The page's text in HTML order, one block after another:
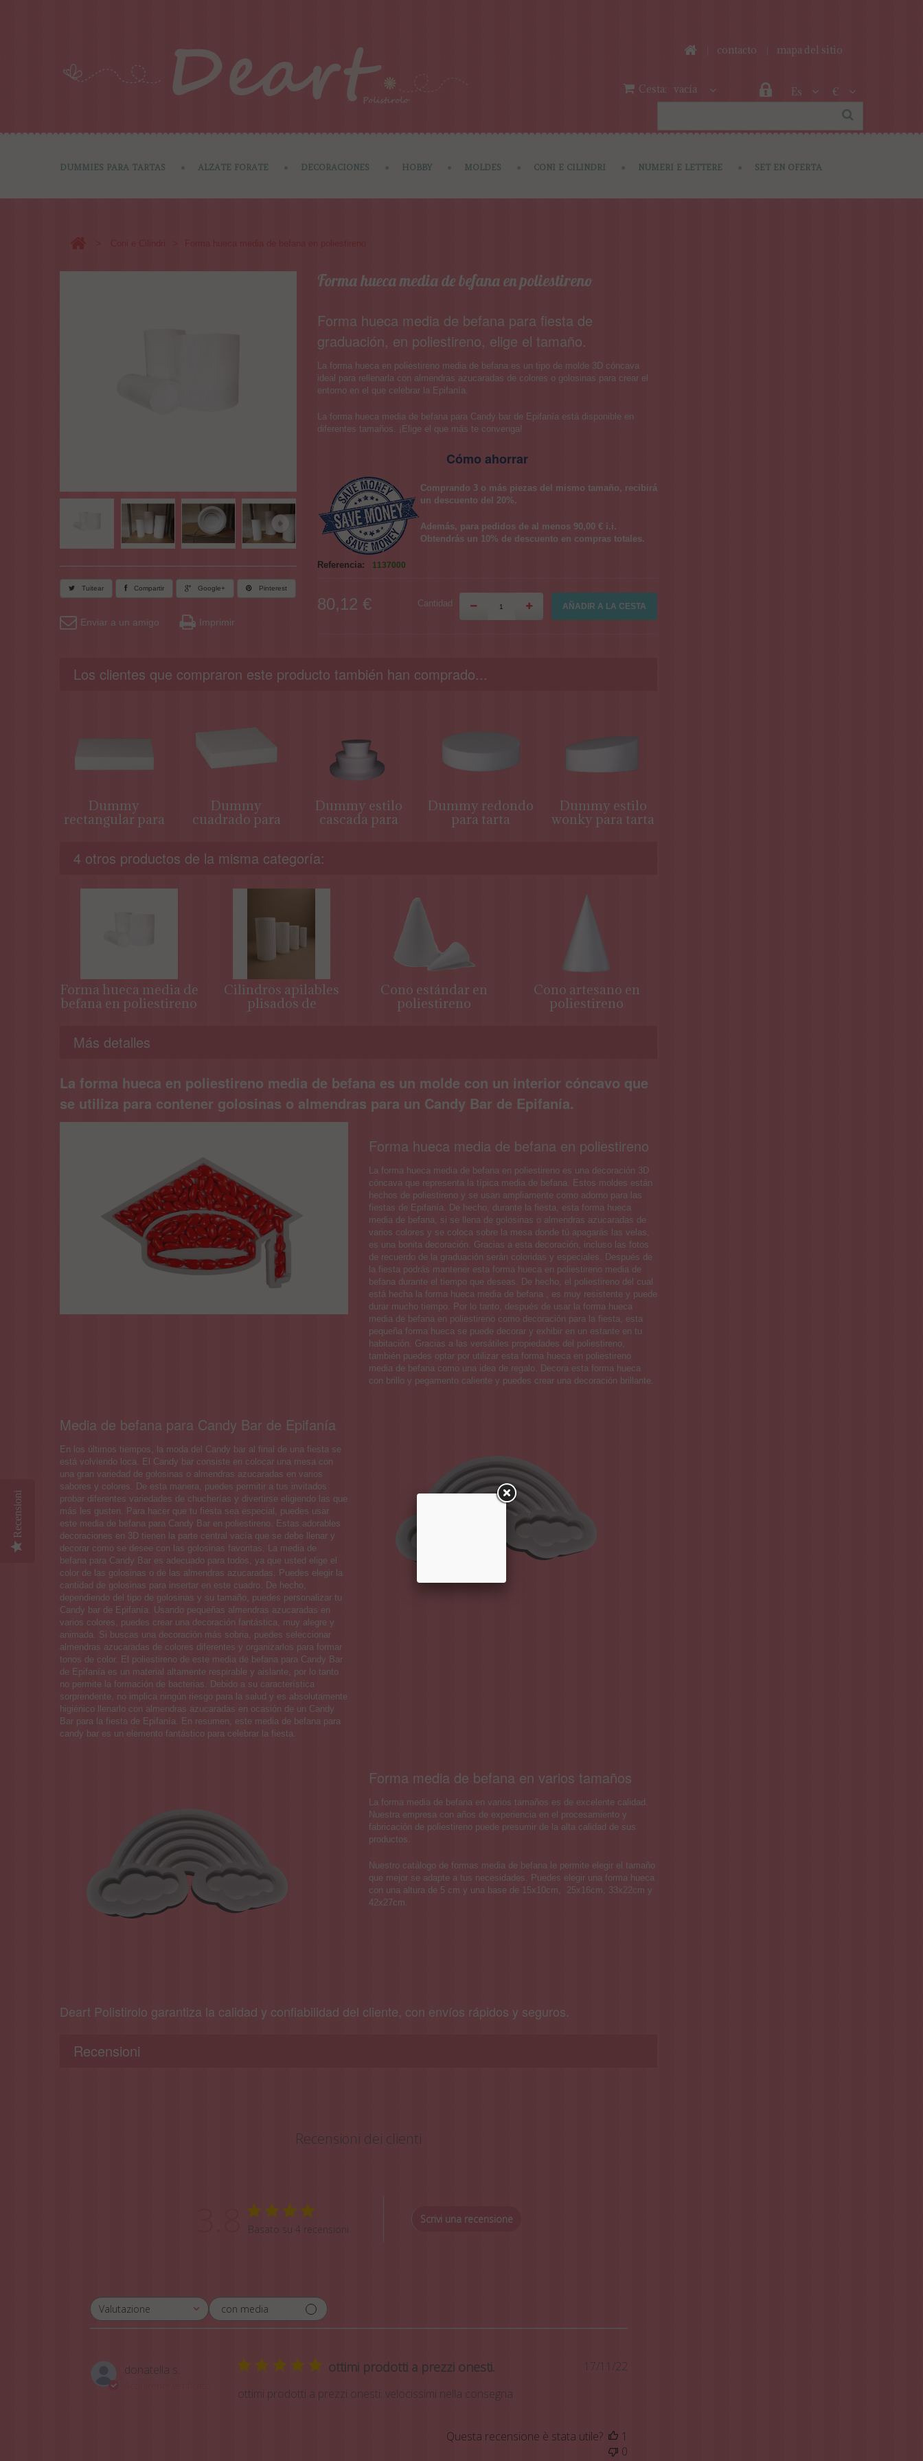
Es €
contacto mapa del sitio
Cesta: vacía
DUMMIES PARA TARTAS ALZATE FORATE DECORACIONES HOBBY MOLDES CONI E CILINDRI NUMERI E LETTERE SET EN OFERTA
Tuitear Compartir Google+ Pinterest
Enviar a un amigo Imprimir
Forma hueca media de befana en poliestireno
Forma hueca media de befana para fiesta de
graduación, en poliestireno, elige el tamaño.
La forma hueca en poliestireno media de befana es un tipo de molde 3D cóncava
ideal para rellenarla con almendras azucaradas de colores o golosinas para crear el
entorno en el que celebrar la Epifanía.
La forma hueca media de befana para Candy bar de Epifanía está disponible en
diferentes tamaños. ¡Elige el que más te convenga!
Cómo ahorrar
Comprando 3 o más piezas del mismo tamaño, recibirá
un descuento del 20%.
Además, para pedidos de al menos 90,00 € i.i.
Obtendrás un 10% de descuento en compras totales.
Referencia: 1137000
80,12 € AÑADIR A LA CESTA
Cantidad
Los clientes que compraron este producto también han comprado...
Dummy
rectangular para
tarta
Dummy
cuadrado para
Dummy estilo
cascada para
tarta
Dummy redondo
para tarta
Dummy estilo
wonky para tarta
4 otros productos de la misma categoría:
Forma hueca media de
befana en poliestireno
Cilindros apilables
plisados de
poliestireno para
Cono estándar en
poliestireno
Cono artesano en
poliestireno
Más detalles
La forma hueca en poliestireno media de befana es un molde con un interior cóncavo que
se utiliza para contener golosinas o almendras para un Candy Bar de Epifanía.
Forma hueca media de befana en poliestireno
La forma hueca media de befana en poliestireno es una decoración 3D
cóncava que representa la típica media de befana. Estos moldes están
hechos de poliestireno y se usan ampliamente como adorno para las
fiestas de Epifanía. De hecho, durante la fiesta, esta forma hueca
media de befana, si se llena de golosinas o almendras azucaradas de
varios colores y se coloca sobre la mesa donde tú apagarás las velas,
es una bonita decoración. Gracias a esta decoración, incluso las fotos
de recuerdo de la graduación serán coloridas y especiales. Después de
la fiesta podrás mantener esta forma hueca en poliestireno media de
befana durante el tiempo que deseas. De hecho, el poliestireno del cual
está hecha la forma hueca media de befana , es muy resistente y puede
durar mucho tiempo. Por lo tanto, después de usar la forma hueca
media de befana en poliestireno como decoración para la fiesta, esta
pequeña forma hueca se puede decorar y exhibir en un estante en tu
habitación. Gracias a las versátiles propiedades del poliestireno,
también puedes optar por utilizar esta forma hueca en poliestireno
media de befana como una idea de regalo. Decora esta forma hueca
con brillo y pegamento caliente y puedes crear una decoración brillante.
Media de befana para Candy Bar de Epifanía
En los últimos tiempos, la moda del Candy bar al final de una fiesta se
está volviendo loca. El Candy bar consiste en colocar una mesa con
una gran variedad de golosinas o almendras azucaradas en varios
sabores y colores. De esta manera, puedes permitir a tus invitados
probar diferentes variedades de chucherías y divertirse eligiendo las que
más les gusten. Para hacer que tu fiesta sea especial, puedes usar
este media de befana para Candy Bar en poliestireno. Estas adorables
decoraciones en 3D tienen la parte central vacía que se debe llenar y
decorar como se desee con las golosinas favoritas. La media de
befana para Candy Bar es adecuado para todos, ya que usted elige el
color de las golosinas o de las almendras azucaradas. Puedes elegir la
cantidad de golosinas para insertar en este cuadro. De hecho,
dependiendo del tipo de golosinas y su tamaño, puedes personalizar tu
Candy bar de Epifanía. Usando pequeñas almendras azucaradas en
varios colores, puedes crear una decoración fantástica, muy alegre y
animada. Si buscas una decoración más sobria, puedes seleccionar
almendras azucaradas de colores diferentes y organizarlos para formar
tonos de color. El poliestireno de este media de befana para Candy Bar
de Epifanía es un material altamente respirable y aislante, por lo tanto
no permite la formación de bacterias. Debido a su característica
sorprendente, no implica ningún riesgo para la salud y es absolutamente
higiénico llenarlo con almendras azucaradas en ocasión de un Candy
Bar para la fiesta de Epifanía. En resumen, este media de befana para
candy bar es un elemento fantástico para celebrar la fiesta.
Forma media de befana en varios tamaños
La forma media de befana en varios tamaños es de excelente calidad.
Nuestra empresa con años de experiencia en el procesamiento y
fabricación de poliestireno puede presumir de la alta calidad de sus
productos.
Nuestro catálogo de formas media de befana le permite elegir el tamaño
que mejor se adapte a tus necesidades. Puedes elegir una forma hueca
con una altura de 5 cm y una base de 15x10cm, 25x16cm, 33x22cm y
42x27cm.
Deart Polistirolo garantiza la calidad y confiabilidad del cliente, con envíos rápidos y seguros.
Recensioni
Recensioni dei clienti
Basato su 4 recensioni
Scrivi una recensione
Valutazione
Tutte le valutazioni con media
donatella s. ottimi prodotti a prezzi onesti.
ottimi prodotti a prezzi onesti. velocissimi nella consegna
Data
17/11/22
Questa recensione è stata utile?
1
0
Recensioni